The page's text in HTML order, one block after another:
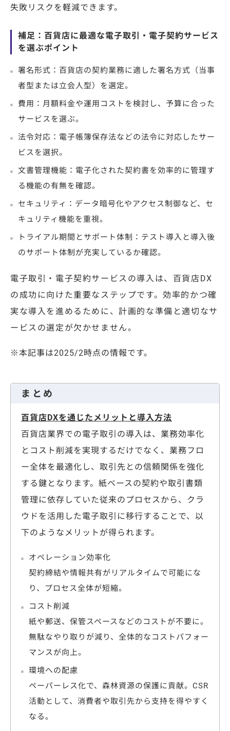
失敗リスクを軽減できます。
補足：百貨店に最適な電子取引・電子契約サービス
を選ぶポイント
署名形式：百貨店の契約業務に適した署名方式（当事
者型または立会人型）を選定。
費用：月額料金や運用コストを検討し、予算に合った
サービスを選ぶ。
法令対応：電子帳簿保存法などの法令に対応したサー
ビスを選択。
文書管理機能：電子化された契約書を効率的に管理す
る機能の有無を確認。
セキュリティ：データ暗号化やアクセス制御など、セ
キュリティ機能を重視。
トライアル期間とサポート体制：テスト導入と導入後
のサポート体制が充実しているか確認。
電子取引・電子契約サービスの導入は、百貨店DX
の成功に向けた重要なステップです。効率的かつ確
実な導入を進めるために、計画的な準備と適切なサ
ービスの選定が欠かせません。
※本記事は2025/2時点の情報です。
まとめ
百貨店DXを通じたメリットと導入方法
百貨店業界での電子取引の導入は、業務効率化
とコスト削減を実現するだけでなく、業務フロ
ー全体を最適化し、取引先との信頼関係を強化
する鍵となります。紙ベースの契約や取引書類
管理に依存していた従来のプロセスから、クラ
ウドを活用した電子取引に移行することで、以
下のようなメリットが得られます。
オペレーション効率化
契約締結や情報共有がリアルタイムで可能にな
り、プロセス全体が短縮。
コスト削減
紙や郵送、保管スペースなどのコストが不要に。
無駄なやり取りが減り、全体的なコストパフォー
マンスが向上。
環境への配慮
ペーパーレス化で、森林資源の保護に貢献。CSR
活動として、 消費者や取引先から支持を得やすく
なる。